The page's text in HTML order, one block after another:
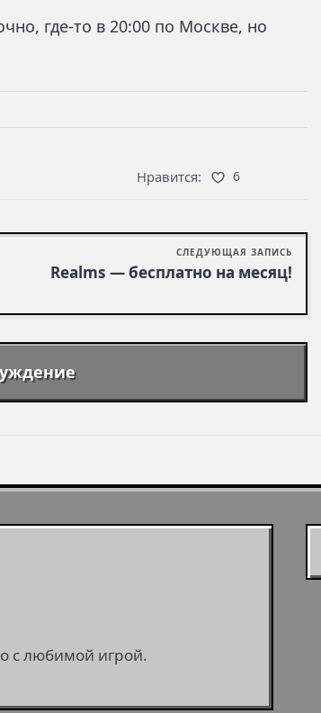
где-то в 20:00 по Москве, но
Нравится: 6
СЛЕДУЮЩАЯ ЗАПИСЬ
Realms — бесплатно на месяц!
с любимой игрой.